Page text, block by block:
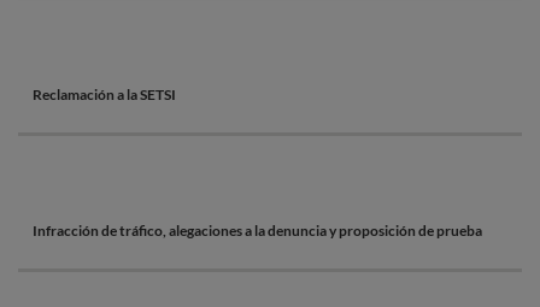
Reclamación a la SETSI
Infracción de tráfico, alegaciones a la denuncia y proposición de prueba